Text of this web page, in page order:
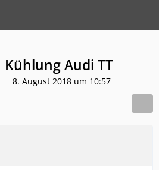
Audi TT
8. August 2018 um 10:57